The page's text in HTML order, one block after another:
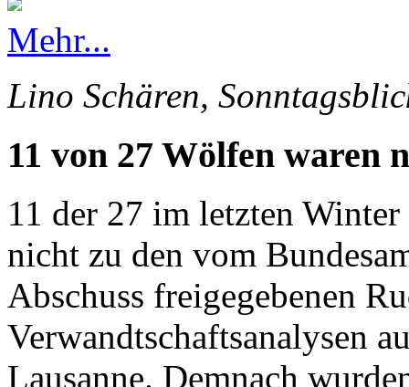
Mehr...
Lino Schären,
11 von 27 Wölfen waren
11 der 27 im letzten
nicht zu den vom
Abschuss freigegebenen
Verwandtschaftsanalysen
Lausanne. Demnach